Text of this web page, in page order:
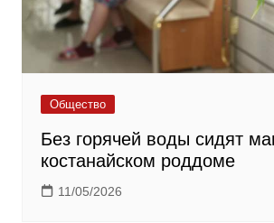
Общество
Без горячей воды сидят
костанайском роддоме
11/05/2026